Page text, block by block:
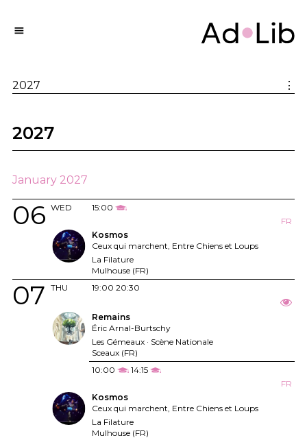
2027 ⋮
2027
January 2027
WED
06
15:00
FR
Kosmos
Ceux qui marchent, Entre Chiens et Loups
La Filature
Mulhouse (FR)
THU
07 19:00 20:30
Remains
Éric Arnal-Burtschy
Les Gémeaux · Scène Nationale
Sceaux (FR)
10:00
14:15
FR
Kosmos
Ceux qui marchent, Entre Chiens et Loups
La Filature
Mulhouse (FR)